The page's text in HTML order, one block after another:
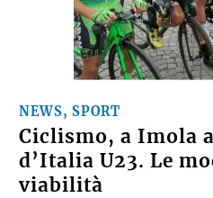
NEWS, SPORT
Ciclismo, a Imola
d’Italia U23. Le
viabilità